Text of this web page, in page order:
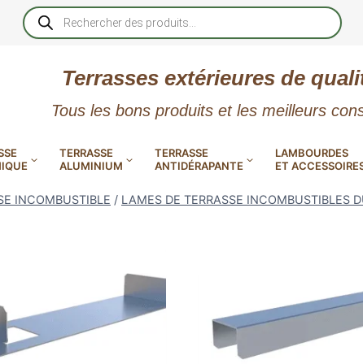
Recherche
de
produits
Terrasses extérieures de
Tous les bons produits et les meilleurs
EN
TERRASSE
ALUMINIUM
TERRASSE
ANTIDÉRAPANTE
LAMBOURDES
ET
CALES RÉGLABLES
POUR TERRASSE
LAMES DE BARDAGE
XTRACLAD « CLIN »
INCOMBUSTIBLE / LAMES DE TERRASSE INCOMBUSTIBLES